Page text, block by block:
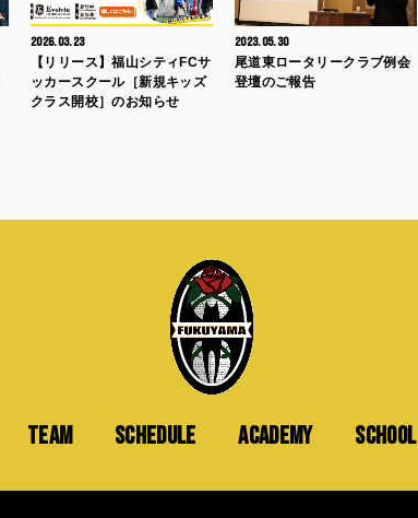
2026.03.23
【リリース】福山シティFCサ
ッカースクール［新規キッズ
クラス開校］のお知らせ
2023.05.30
尾道東ロータリークラブ例会
登壇のご報告
TEAM SCHEDULE ACADEMY SCHOOL